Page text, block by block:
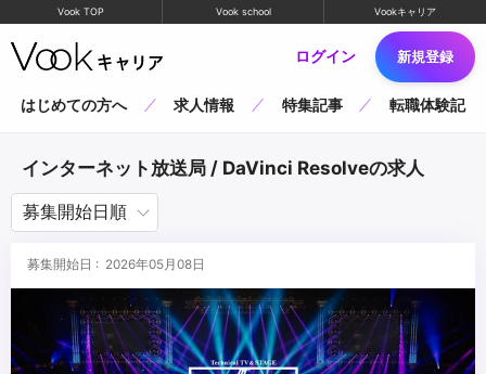
Vook TOP Vook school Vookキャリア
ログイン 新規登録
はじめての方へ 求人情報 特集記事 転職体験記
インターネット放送局 / DaVinci Resolveの求人
募集開始日 : 2026年05月08日